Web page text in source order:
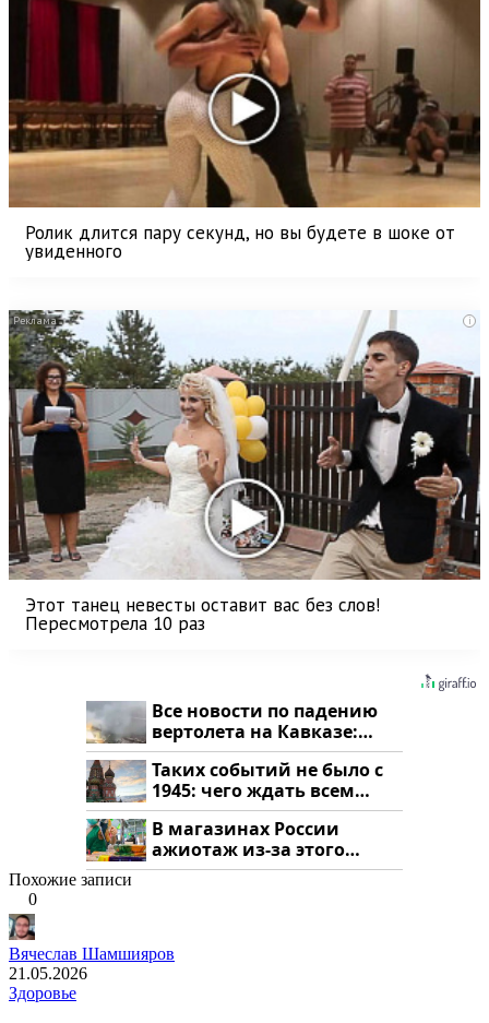
Ролик длится пару секунд, но вы будете в шоке от
увиденного
i
Этот танец невесты оставит вас без слов!
Пересмотрела 10 раз
Все новости по падению
вертолета на Кавказе:
читать здесь
Таких событий не было с
1945: чего ждать всем
нам?
В магазинах России
ажиотаж из-за этого
продукта: что купить?
Похожие записи
0
Вячеслав Шамшияров
21.05.2026
Здоровье